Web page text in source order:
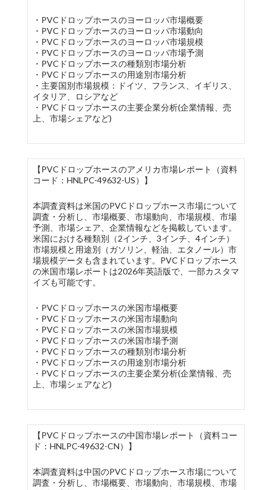
・PVCドロップホースのヨーロッパ市場概要
・PVCドロップホースのヨーロッパ市場動向
・PVCドロップホースのヨーロッパ市場規模
・PVCドロップホースのヨーロッパ市場予測
・PVCドロップホースの種類別市場分析
・PVCドロップホースの用途別市場分析
・主要国別市場規模：ドイツ、フランス、イギリス、
イタリア、ロシアなど
・PVCドロップホースの主要企業分析(企業情報、売
上、市場シェアなど)
【PVCドロップホースのアメリカ市場レポート（資料
コード：HNLPC-49632-US）】
本調査資料は米国のPVCドロップホース市場について
調査・分析し、市場概要、市場動向、市場規模、市場
予測、市場シェア、企業情報などを掲載しています。
米国における種類別（2インチ、3インチ、4インチ）
市場規模と用途別（ガソリン、軽油、エタノール）市
場規模データも含まれています。PVCドロップホース
の米国市場レポートは2026年英語版で、一部カスタマ
イズも可能です。
・PVCドロップホースの米国市場概要
・PVCドロップホースの米国市場動向
・PVCドロップホースの米国市場規模
・PVCドロップホースの米国市場予測
・PVCドロップホースの種類別市場分析
・PVCドロップホースの用途別市場分析
・PVCドロップホースの主要企業分析(企業情報、売
上、市場シェアなど)
【PVCドロップホースの中国市場レポート（資料コー
ド：HNLPC-49632-CN）】
本調査資料は中国のPVCドロップホース市場について
調査・分析し、市場概要、市場動向、市場規模、市場